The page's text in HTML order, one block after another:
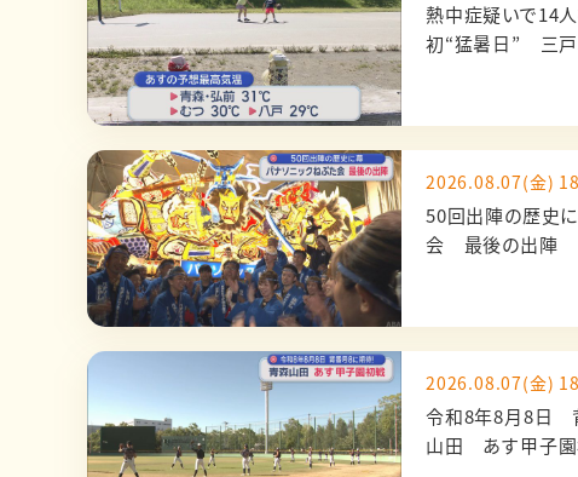
熱中症疑いで14
初“猛暑日” 三
2026.08.07(金)
50回出陣の歴史
会 最後の出陣
2026.08.07(金)
令和8年8月8日
山田 あす甲子